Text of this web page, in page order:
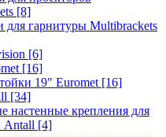
[8]
для гарнитуры Multibrackets
[6]
[16]
19" Euromet [16]
[34]
настенные крепления для
Antall [4]